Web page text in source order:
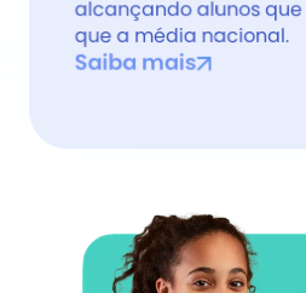
alcançando alunos que
que a média nacional.
Saiba mais